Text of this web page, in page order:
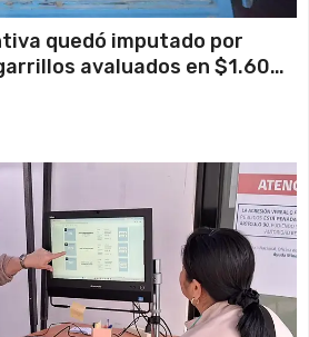
quedó imputado por
avaluados en $1.600